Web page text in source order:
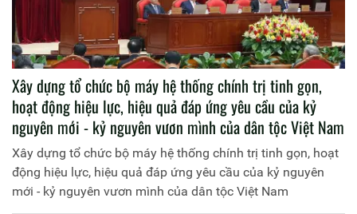
Xây dựng tổ chức bộ máy hệ thống chính trị tinh gọn,
hoạt động hiệu lực, hiệu quả đáp ứng yêu cầu của kỷ
nguyên mới - kỷ nguyên vươn mình của dân tộc Việt Nam
Xây dựng tổ chức bộ máy hệ thống chính trị tinh gọn, hoạt
động hiệu lực, hiệu quả đáp ứng yêu cầu của kỷ nguyên
mới - kỷ nguyên vươn mình của dân tộc Việt Nam